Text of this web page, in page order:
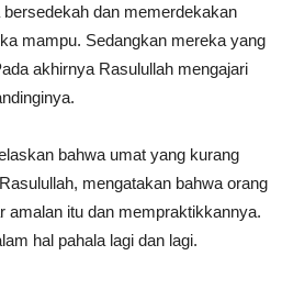
dan memerdekakan
mampu. Sedangkan mereka yang
akhirnya Rasulullah mengajari
bahwa umat yang kurang
mengatakan bahwa orang
amalan itu dan mempraktikkannya.
hal pahala lagi dan lagi.